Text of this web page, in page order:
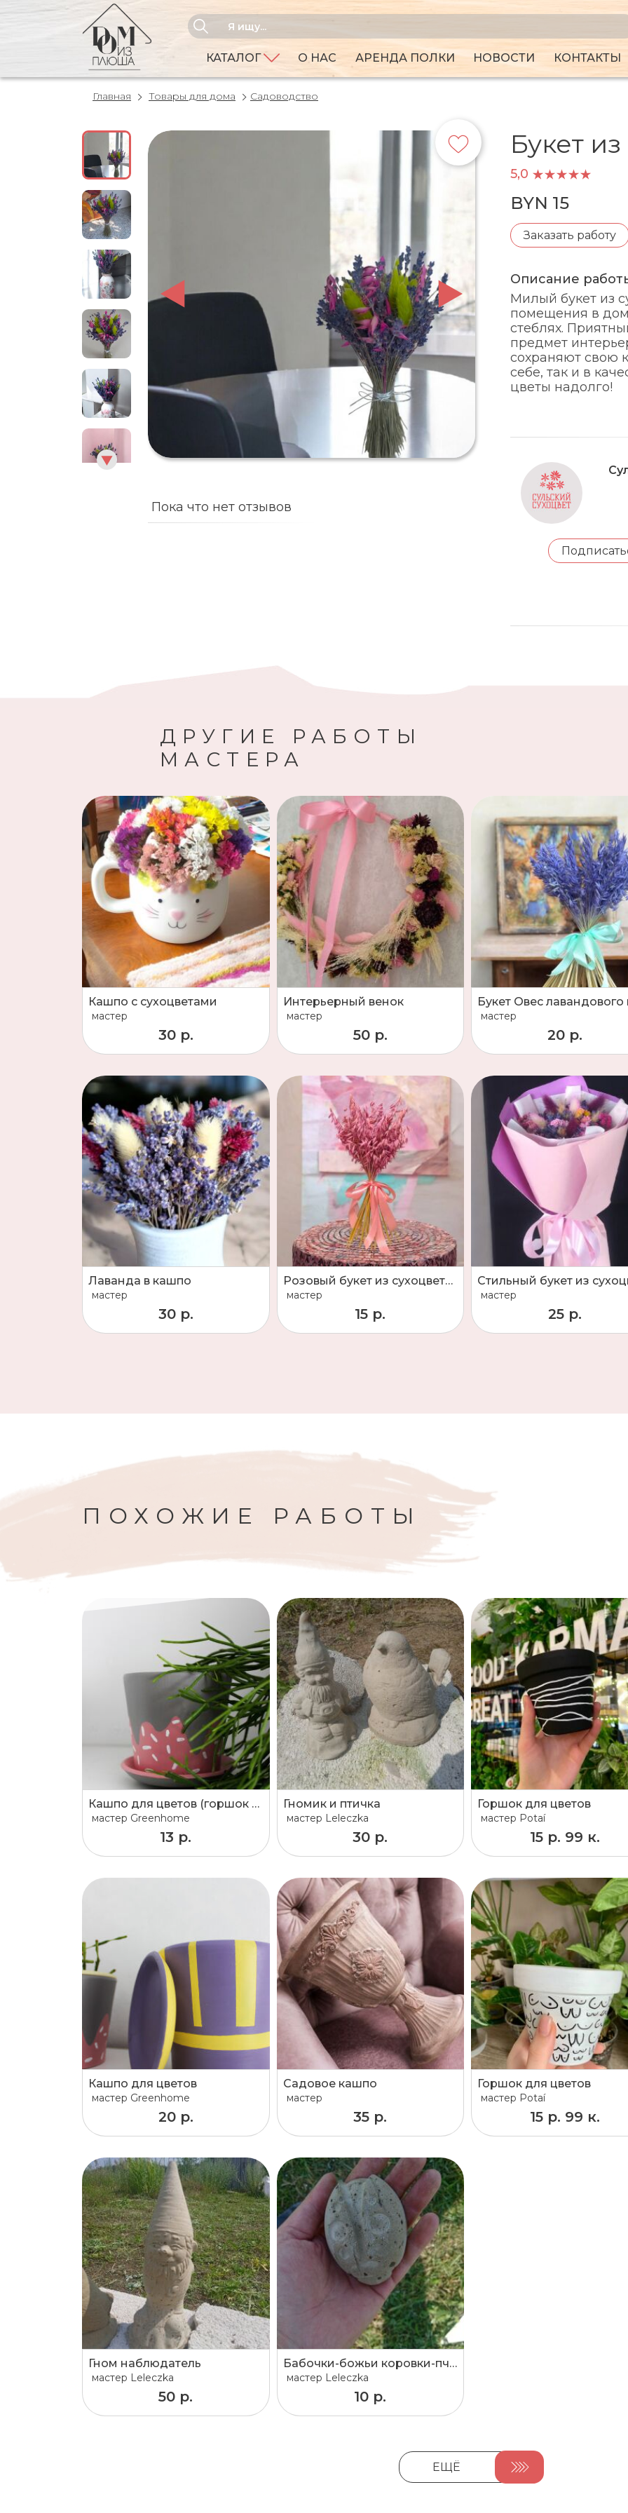
КАТАЛОГ О НАС АРЕНДА ПОЛКИ НОВОСТИ КОНТАКТЫ
Главная Товары для дома Садоводство
Пока что нет отзывов
Букет
5,0
BYN 15
Заказать работу
Описание
Милый букет из
помещения в
стеблях.
предмет
сохраняют свою
себе, так и в
цветы надолго!
ДРУГИЕ РАБОТЫ
МАСТЕРА
Кашпо с сухоцветами
мастер
30 р.
Интерьерный венок
мастер
50 р.
мастер
20 р.
Лаванда в кашпо
мастер
30 р.
Розовый букет из сухоцветов
мастер
15 р.
мастер
25 р.
ПОХОЖИЕ РАБОТЫ
Кашпо для цветов (горшок для цветов)
мастер Greenhome
13 р.
Гномик и птичка
мастер Leleczka
30 р.
Горшок для цветов
мастер Potaí
15 р. 99 к.
Кашпо для цветов
мастер Greenhome
20 р.
Садовое кашпо
мастер
35 р.
Горшок для цветов
мастер Potaí
15 р. 99 к.
Гном наблюдатель
мастер Leleczka
50 р.
Бабочки-божьи коровки-пчелки-стрекозы
мастер Leleczka
10 р.
ЕЩЁ